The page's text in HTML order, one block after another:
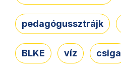
pedagógussztrájk
BLKE víz csiga